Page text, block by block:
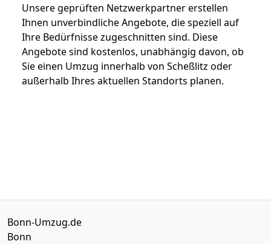
Unsere geprüften Netzwerkpartner erstellen
Ihnen unverbindliche Angebote, die speziell auf
Ihre Bedürfnisse zugeschnitten sind. Diese
Angebote sind kostenlos, unabhängig davon, ob
Sie einen Umzug innerhalb von Scheßlitz oder
außerhalb Ihres aktuellen Standorts planen.
Bonn-Umzug.de
Bonn